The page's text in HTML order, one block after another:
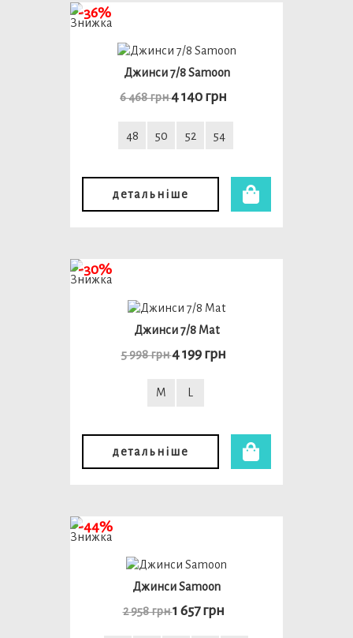
Джинси 7/8 Samoon
6 468 грн4 140 грн
48 50 52 54
детальніше
-36%
Джинси 7/8 Mat
5 998 грн4 199 грн
M
детальніше
-30%
Джинси Samoon
2 958 грн1 657 грн
-44%